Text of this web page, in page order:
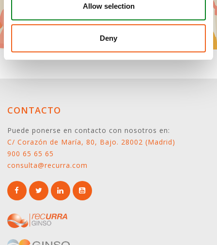
Allow selection
Deny
Preguntas frecuentes
CONTACTO
Puede ponerse en contacto con nosotros en:
C/ Corazón de María, 80, Bajo. 28002 (Madrid)
900 65 65 65
consulta@recurra.com